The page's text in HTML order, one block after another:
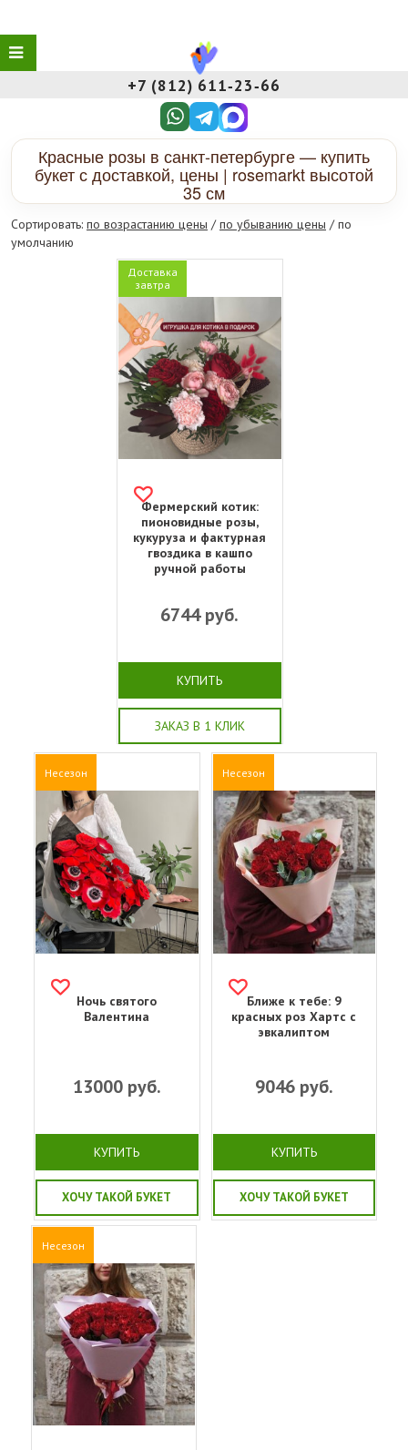
+7 (812) 611‑23‑66
Красные розы в санкт-петербурге — купить
букет с доставкой, цены | rosemarkt высотой
35 см
Сортировать: по возрастанию цены /по убыванию цены / по
умолчанию
Доставка
завтра
Фермерский котик:
пионовидные розы,
кукуруза и фактурная
гвоздика в кашпо
ручной работы
6744руб.
КУПИТЬ
ЗАКАЗ В 1 КЛИК
Несезон
Ночь святого
Валентина
13000руб.
КУПИТЬ
ХОЧУ ТАКОЙ БУКЕТ
Несезон
Ближе к тебе: 9
красных роз Хартс с
эвкалиптом
9046руб.
КУПИТЬ
ХОЧУ ТАКОЙ БУКЕТ
Несезон